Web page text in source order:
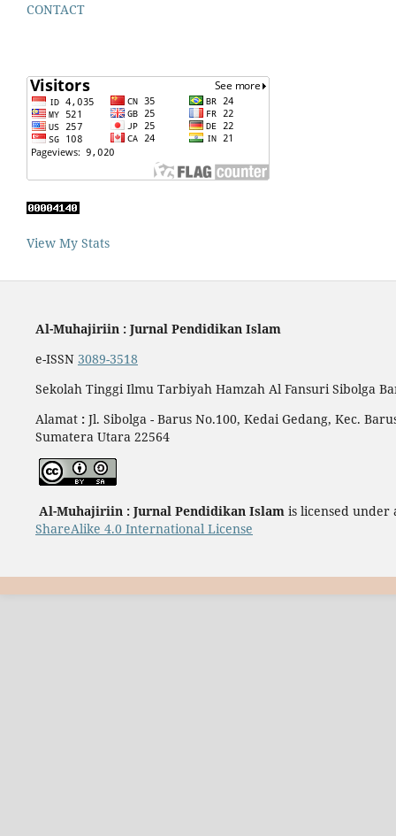
CONTACT
View My Stats
Al-Muhajiriin : Jurnal Pendidikan Islam
e-ISSN 3089-3518
Sekolah Tinggi Ilmu Tarbiyah Hamzah Al Fansuri Sibolga
Alamat : Jl. Sibolga - Barus No.100, Kedai Gedang, Kec.
Sumatera Utara 22564
Al-Muhajiriin : Jurnal Pendidikan Islam is licensed under
ShareAlike 4.0 International License